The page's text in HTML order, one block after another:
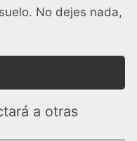
No dejes nada,
a otras